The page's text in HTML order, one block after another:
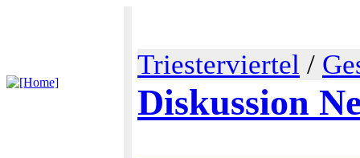
Triesterviertel /
Diskussion